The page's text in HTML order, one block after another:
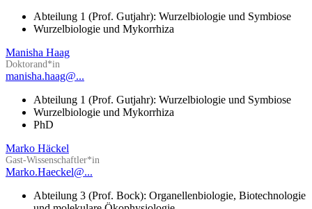
Abteilung 1 (Prof. Gutjahr): Wurzelbiologie und Symbiose
Wurzelbiologie und Mykorrhiza
Manisha Haag
Doktorand*in
manisha.haag@...
Abteilung 1 (Prof. Gutjahr): Wurzelbiologie und Symbiose
Wurzelbiologie und Mykorrhiza
PhD
Marko Häckel
Gast-Wissenschaftler*in
Marko.Haeckel@...
Abteilung 3 (Prof. Bock): Organellenbiologie, Biotechnologie